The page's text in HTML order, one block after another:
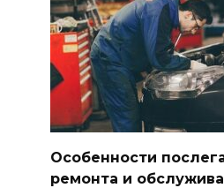
Особенности
ремонта и